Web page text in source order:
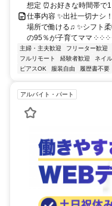
想定 ⏰お好きな時間帯で
仕事内容 ✨出社一切ナシ
場所で働ける♫ ✨シフト
の95％が子育てママ ༶ ༶ ༶
主婦・主夫歓迎 フリーター歓迎
フルリモート
経験者歓迎 ネイ
ピアスOK
服装自由 履歴書不要
アルバイト・パート